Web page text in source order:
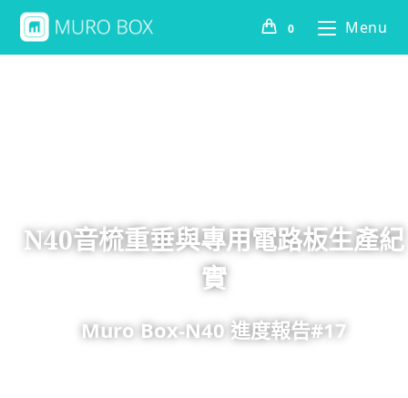
0 Menu
N40音梳重垂與專用電路板生產紀
實
Muro Box-N40 進度報告#17